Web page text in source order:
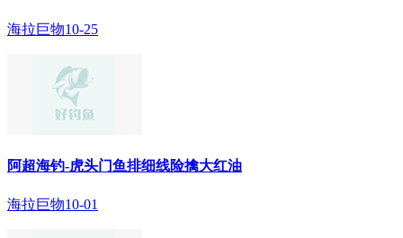
海拉巨物10-25
阿超海钓-虎头门鱼排细线险擒大红油
海拉巨物10-01